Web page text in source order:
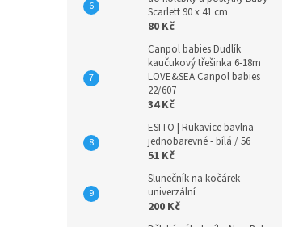
Scarlett 90 x 41 cm
80 Kč
Canpol babies Dudlík
kaučukový třešinka 6-18m
LOVE&SEA Canpol babies
22/607
34 Kč
ESITO | Rukavice bavlna
jednobarevné - bílá / 56
51 Kč
Slunečník na kočárek
univerzální
200 Kč